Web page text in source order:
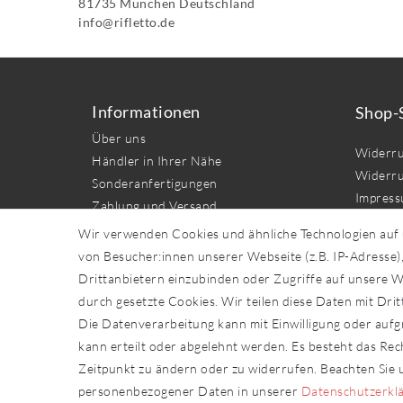
81735 München Deutschland
info@rifletto.de
Informationen
Über uns
Händler in Ihrer Nähe
Sonderanfertigungen
Zahlung und Versand
Shop-
AGB
Kontakt
Wir verwenden Cookies und ähnliche Technologien
von Besucher:innen unserer Webseite (z.B. IP-
Drittanbietern einzubinden oder Zugriffe auf unsere
durch gesetzte Cookies. Wir teilen diese Daten mit
Die Datenverarbeitung kann mit Einwilligung oder
kann erteilt oder abgelehnt werden. Es besteht das
Zeitpunkt zu ändern oder zu widerrufen. Beachten Sie
personenbezogener Daten in unserer